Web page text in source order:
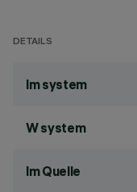
DETAILS
lm system
W system
lm Quelle